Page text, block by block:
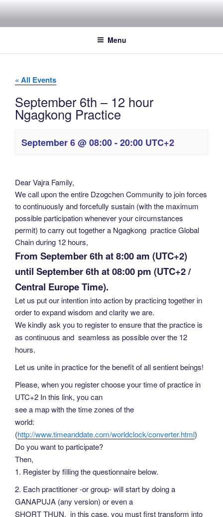
content
Menu
« All Events
September 6th – 12 hour
Ngagkong Practice
September 6 @ 08:00-20:00 UTC+2
Dear Vajra Family,
We call upon the entire Dzogchen Community to join forces
to continuously and forcefully sustain (with the maximum
possible participation whenever your circumstances
permit) to carry out together a Ngagkong practice Global
Chain during 12 hours,
From September 6th at 8:00 am (UTC+2)
until September 6th at 08:00 pm (UTC+2 /
Central Europe Time).
Let us put our intention into action by practicing together in
order to expand wisdom and clarity we are.
We kindly ask you to register to ensure that the practice is
as continuous and seamless as possible over the 12
hours.
Let us unite in practice for the benefit of all sentient beings!
Please, when you register choose your time of practice in
UTC+2 In this link, you can
see a map with the time zones of the
world:
(http://www.timeanddate.com/worldclock/converter.html)
Do you want to participate?
Then,
1. Register by filling the questionnaire below.
2. Each practitioner -or group- will start by doing a
GANAPUJA (any version) or even a
SHORT THUN, in this case, you must first transform into